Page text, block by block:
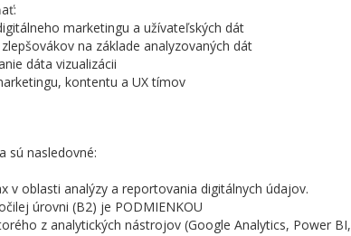
marketingu a užívateľských dát
na základe analyzovaných dát
dáta vizualizácii
kontentu a UX tímov
sú nasledovné:
v oblasti analýzy a reportovania digitálnych údajov.
úrovni (B2) je PODMIENKOU
z analytických nástrojov (Google Analytics, Power BI,